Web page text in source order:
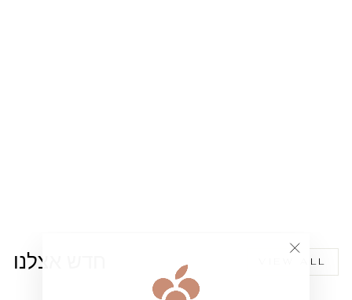
חדש אצלנו VIEW ALL